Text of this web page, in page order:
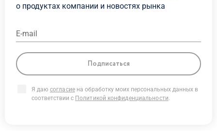
о продуктах компании и новостях рынка
E-mail
Подписаться
Я даю согласиена обработку моих персональных данных в
соответствии с Политикой конфиденциальности.